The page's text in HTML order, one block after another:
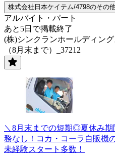
株式会社日本ケイテム/4798のその
アルバイト・パート
あと5日で掲載終了
(株)シンクランホールディン
（8月末まで）_37212
＼8月末までの短期◎夏休み
務なし！コカ・コーラ自販機
未経験スタート多数！